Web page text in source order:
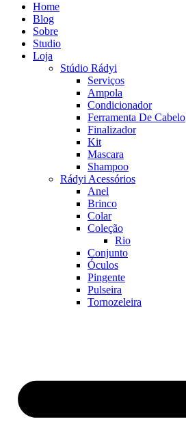
Home
Blog
Sobre
Studio
Loja
Stúdio Rádyi
Serviços
Ampola
Condicionador
Ferramenta De Cabelo
Finalizador
Kit
Mascara
Shampoo
Rádyi Acessórios
Anel
Brinco
Colar
Coleção
Rio
Conjunto
Óculos
Pingente
Pulseira
Tornozeleira